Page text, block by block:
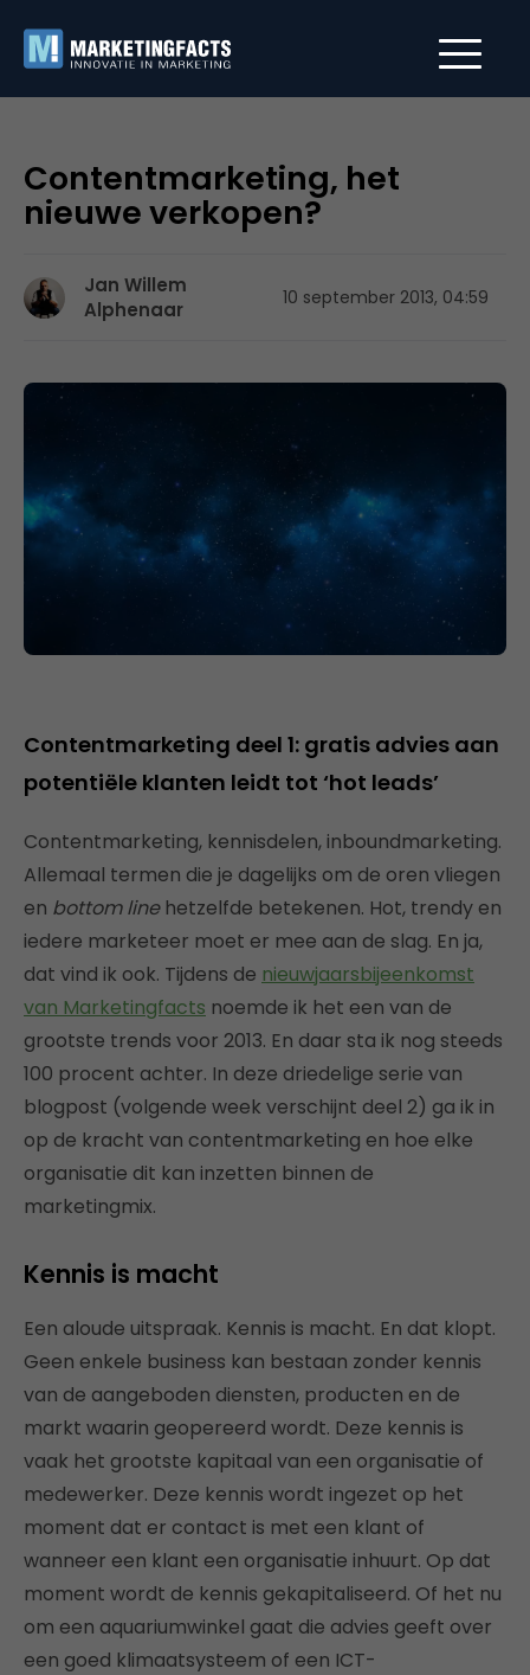
Contentmarketing, het
nieuwe verkopen?
Jan Willem
Alphenaar
10 september 2013, 04:59
Contentmarketing deel 1: gratis advies aan
potentiële klanten leidt tot ‘hot leads’
Contentmarketing, kennisdelen, inboundmarketing.
Allemaal termen die je dagelijks om de oren vliegen
en bottom linehetzelfde betekenen. Hot, trendy en
iedere marketeer moet er mee aan de slag. En ja,
dat vind ik ook. Tijdens de nieuwjaarsbijeenkomst
van Marketingfacts noemde ik het een van de
grootste trends voor 2013. En daar sta ik nog steeds
100 procent achter. In deze driedelige serie van
blogpost (volgende week verschijnt deel 2) ga ik in
op de kracht van contentmarketing en hoe elke
organisatie dit kan inzetten binnen de
marketingmix.
Kennis is macht
Een aloude uitspraak. Kennis is macht. En dat klopt.
Geen enkele business kan bestaan zonder kennis
van de aangeboden diensten, producten en de
markt waarin geopereerd wordt. Deze kennis is
vaak het grootste kapitaal van een organisatie of
medewerker. Deze kennis wordt ingezet op het
moment dat er contact is met een klant of
wanneer een klant een organisatie inhuurt. Op dat
moment wordt de kennis gekapitaliseerd. Of het nu
om een aquariumwinkel gaat die advies geeft over
een goed klimaatsysteem of een ICT-